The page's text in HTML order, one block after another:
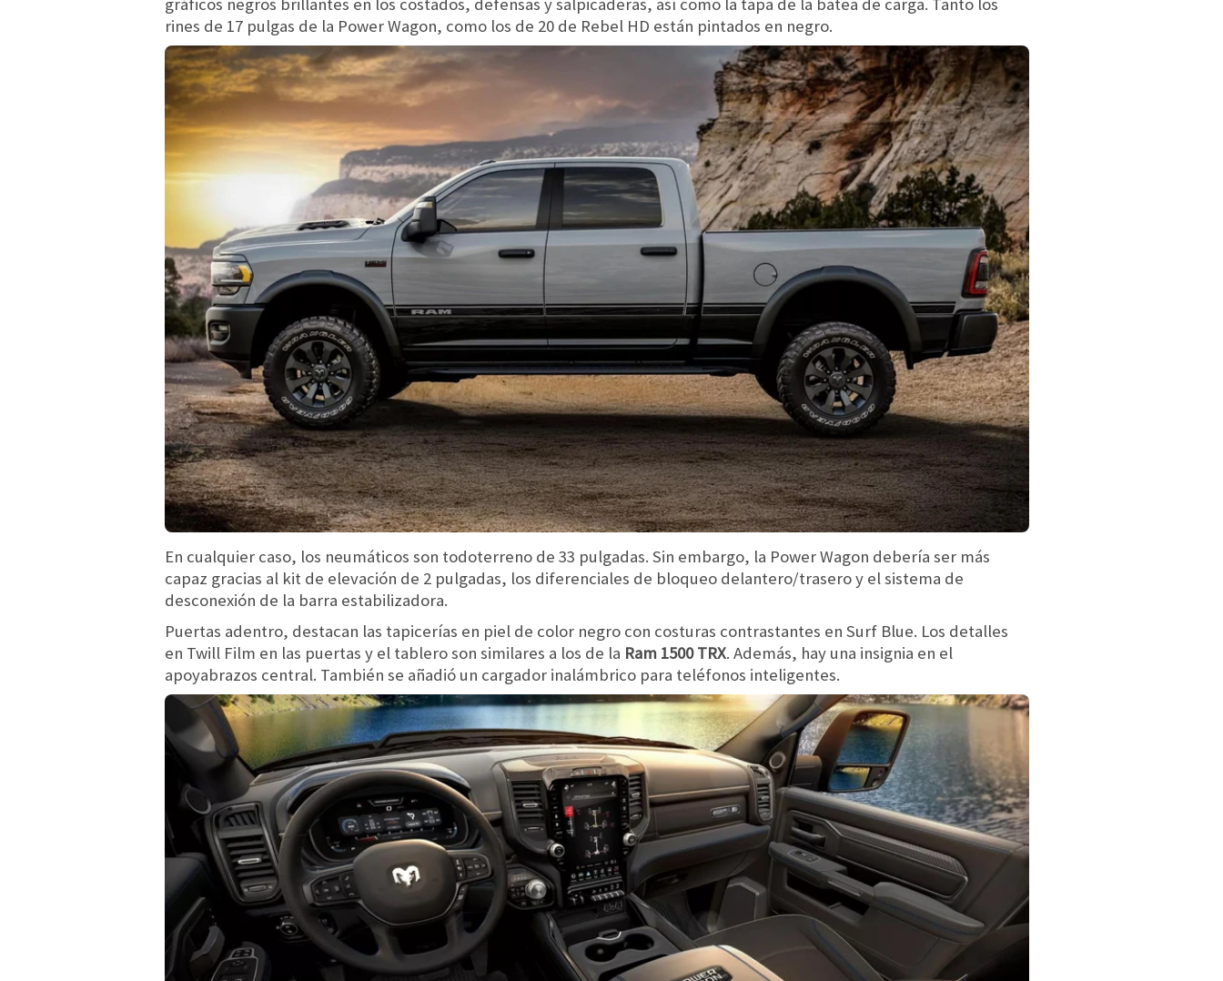
rines de 17 pulgas de la Power Wagon, como los de 20 de Rebel HD están pintados en negro.
En cualquier caso, los neumáticos son todoterreno de 33 pulgadas. Sin embargo, la Power Wagon debería ser más
capaz gracias al kit de elevación de 2 pulgadas, los diferenciales de bloqueo delantero/trasero y el sistema de
desconexión de la barra estabilizadora.
Puertas adentro, destacan las tapicerías en piel de color negro con costuras contrastantes en Surf Blue. Los detalles
en Twill Film en las puertas y el tablero son similares a los de la Ram 1500 TRX. Además, hay una insignia en el
apoyabrazos central. También se añadió un cargador inalámbrico para teléfonos inteligentes.